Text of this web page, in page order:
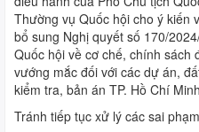
Thường vụ Quốc hội cho ý kiến
bổ sung Nghị quyết số 170/
Quốc hội về cơ chế, chính sách
vướng mắc đối với các dự án,
kiểm tra, bản án TP. Hồ Chí
Tránh tiếp tục xử lý các sai